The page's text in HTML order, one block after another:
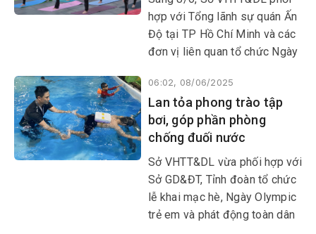
hợp với Tổng lãnh sự quán Ấn
Độ tại TP Hồ Chí Minh và các
đơn vị liên quan tổ chức Ngày
2025 tại Quảng trường Nghinh
Phong (Nguyễn Hữu Thọ - Độc
Lập, phường 9, TP Tuy Hòa).
06:02, 08/06/2025
Lan tỏa phong trào tập
bơi, góp phần phòng
chống đuối nước
Sở VHTT&DL vừa phối hợp với
Sở GD&ĐT, Tỉnh đoàn tổ chức
lễ khai mạc hè, Ngày Olympic
trẻ em và phát động toàn dân